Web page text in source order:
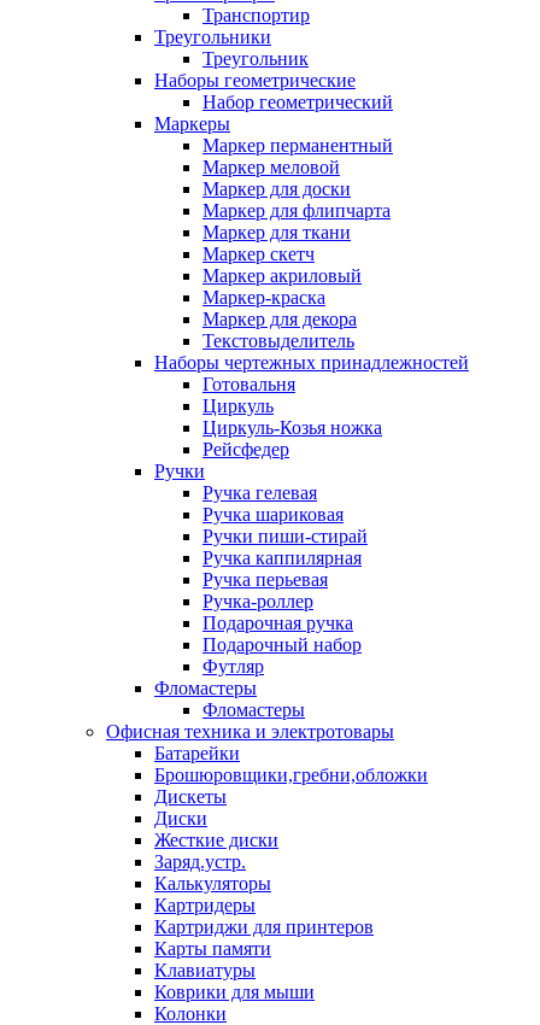
Транспортир
Треугольники
Треугольник
Наборы геометрические
Набор геометрический
Маркеры
Маркер перманентный
Маркер меловой
Маркер для доски
Маркер для флипчарта
Маркер для ткани
Маркер скетч
Маркер акриловый
Маркер-краска
Маркер для декора
Текстовыделитель
Наборы чертежных принадлежностей
Готовальня
Циркуль
Циркуль-Козья ножка
Рейсфедер
Ручки
Ручка гелевая
Ручка шариковая
Ручки пиши-стирай
Ручка каппилярная
Ручка перьевая
Ручка-роллер
Подарочная ручка
Подарочный набор
Футляр
Фломастеры
Фломастеры
Офисная техника и электротовары
Батарейки
Брошюровщики,гребни,обложки
Дискеты
Диски
Жесткие диски
Заряд.устр.
Калькуляторы
Картридеры
Картриджи для принтеров
Карты памяти
Клавиатуры
Коврики для мыши
Колонки